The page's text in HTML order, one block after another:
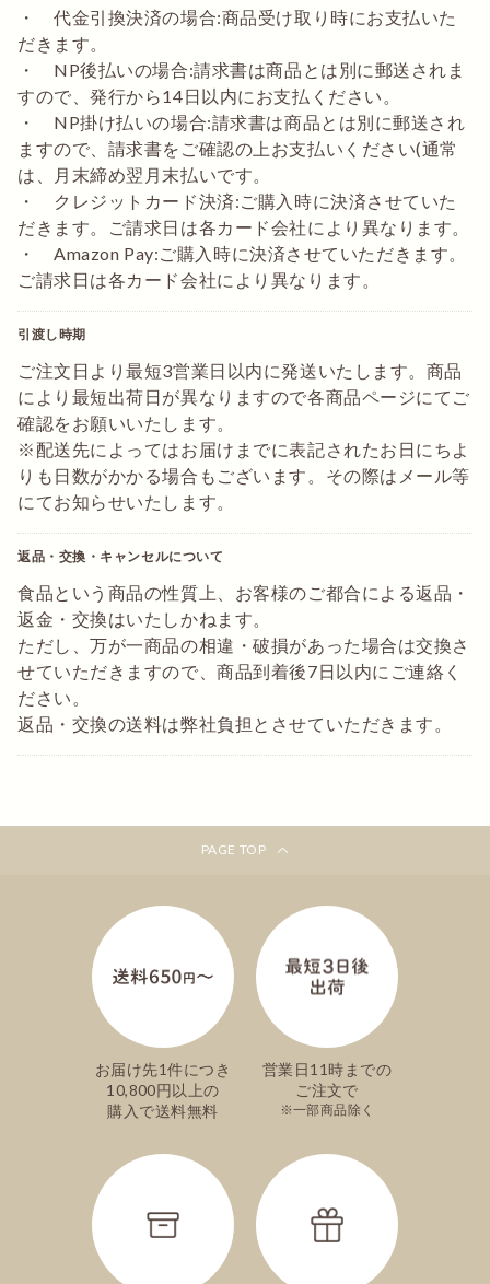
・ 代金引換決済の場合:商品受け取り時にお支払いた
だきます。
・ NP後払いの場合:請求書は商品とは別に郵送されま
すので、発行から14日以内にお支払ください。
・ NP掛け払いの場合:請求書は商品とは別に郵送され
ますので、請求書をご確認の上お支払いください(通常
は、月末締め翌月末払いです。
・ クレジットカード決済:ご購入時に決済させていた
だきます。ご請求日は各カード会社により異なります。
・ Amazon Pay:ご購入時に決済させていただきます。
ご請求日は各カード会社により異なります。
引渡し時期
ご注文日より最短3営業日以内に発送いたします。商品
により最短出荷日が異なりますので各商品ページにてご
確認をお願いいたします。
※配送先によってはお届けまでに表記されたお日にちよ
りも日数がかかる場合もございます。その際はメール等
にてお知らせいたします。
返品・交換・キャンセルについて
食品という商品の性質上、お客様のご都合による返品・
返金・交換はいたしかねます。
ただし、万が一商品の相違・破損があった場合は交換さ
せていただきますので、商品到着後7日以内にご連絡く
ださい。
返品・交換の送料は弊社負担とさせていただきます。
PAGE TOP
お届け先1件につき
10,800円以上の
購入で送料無料
営業日11時までの
ご注文で
一部商品除く